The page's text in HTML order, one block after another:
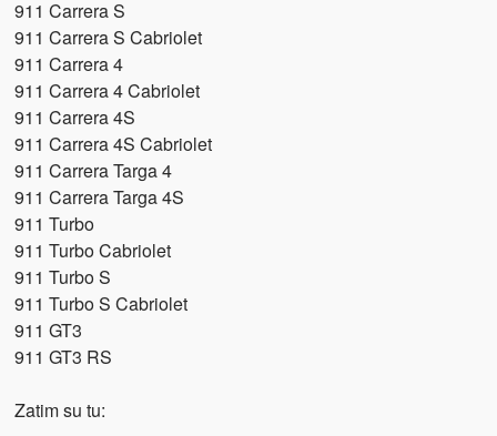
911 Carrera S
911 Carrera S Cabriolet
911 Carrera 4
911 Carrera 4 Cabriolet
911 Carrera 4S
911 Carrera 4S Cabriolet
911 Carrera Targa 4
911 Carrera Targa 4S
911 Turbo
911 Turbo Cabriolet
911 Turbo S
911 Turbo S Cabriolet
911 GT3
911 GT3 RS
Zatim su tu: